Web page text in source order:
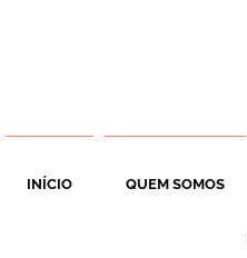
INÍCIO QUEM SOMOS